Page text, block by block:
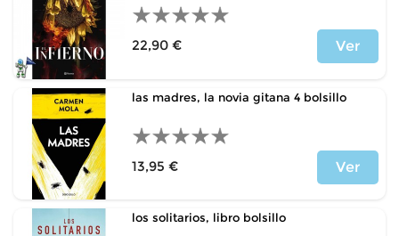
22,90 €
Ver
las madres, la novia gitana 4 bolsillo
13,95 €
Ver
los solitarios, libro bolsillo